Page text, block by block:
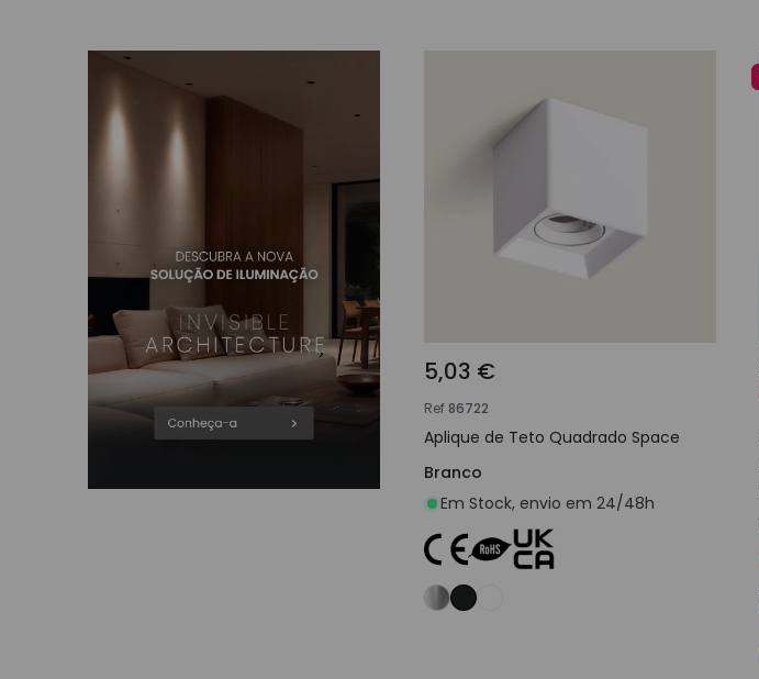
5,03 €
Ref 86722
Aplique de Teto Quadrado Space
Branco
Em Stock, envio em 24/48h